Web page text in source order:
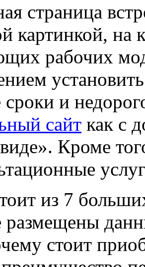
страница
картинкой, на
рабочих
сроки и
сайт как с
Кроме
из 7
размещены
стоит